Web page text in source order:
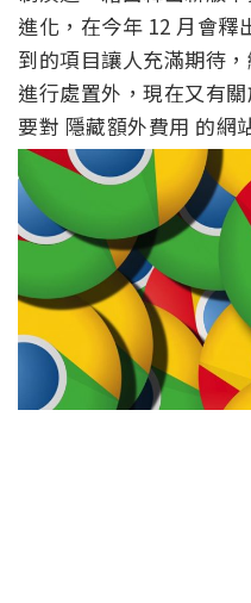
進化，在今年 12 月會
到的項目讓人充滿期待
進行處置外，現在又有
要對 隱藏額外費用 的網